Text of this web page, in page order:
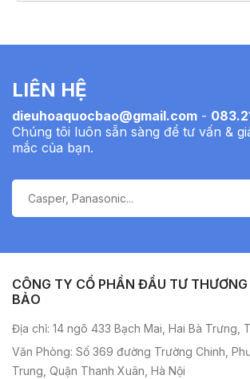
LIÊN HỆ
dieuhoaquocbao@gmail.com -
Chúng tôi luôn sẵn sàng để tư vấn &
mắc của bạn.
CÔNG TY CỔ PHẦN ĐẦU TƯ THƯƠNG
BẢO
Địa chỉ: 14 ngõ 433 Bạch Mai, Hai Bà Trưng,
Văn Phòng: Số 369 đường Trường Chinh,
Trung, Quận Thanh Xuân, Hà Nội